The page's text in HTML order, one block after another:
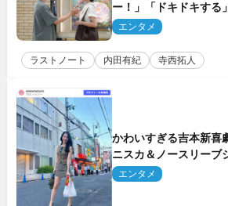
ー！」「ドキドキす
話題
エンタメ
ラストノート 内田有紀 寺西拓人
かわいすぎる吉本新喜
ニスカ＆ノースリーブ
エンタメ